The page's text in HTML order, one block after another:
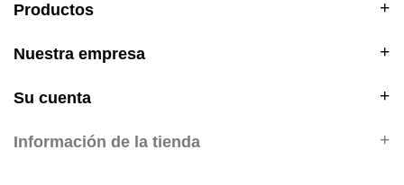
Productos
Nuestra empresa
Su cuenta
Información de la tienda